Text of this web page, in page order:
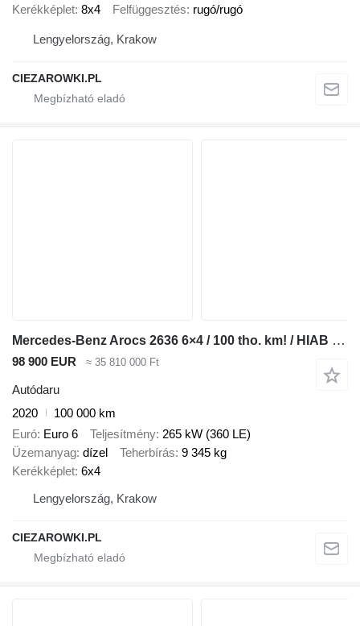
Kerékképlet 8x4 Felfüggesztés rugó/rugó
Lengyelország, Krakow
CIEZAROWKI.PL
Mercedes-Benz Arocs 2636 6×4 / 100 tho. km! / HIAB crane / rotator / 3-way tip
98 900 EUR ≈ 35 810 000 Ft
Autódaru
2020
100 000 km
Euró Euro 6 Teljesítmény 265 kW (360 LE)
Üzemanyag dízel Teherbírás 9 345 kg
Kerékképlet 6x4
Lengyelország, Krakow
CIEZAROWKI.PL